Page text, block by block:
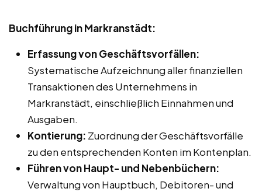
Buchführung in Markranstädt:
Erfassung von Geschäftsvorfällen:
Systematische Aufzeichnung aller finanziellen
Transaktionen des Unternehmens in
Markranstädt, einschließlich Einnahmen und
Ausgaben.
Kontierung: Zuordnung der Geschäftsvorfälle
zu den entsprechenden Konten im Kontenplan.
Führen von Haupt- und Nebenbüchern:
Verwaltung von Hauptbuch, Debitoren- und